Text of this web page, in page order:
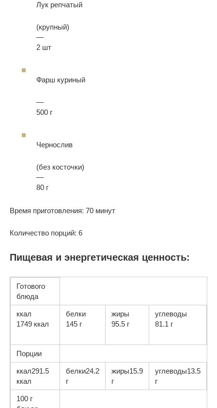
Лук репчатый
(крупный)
—
2 шт
Фарш куриный
—
500 г
Чернослив
(без косточки)
—
80 г
Время приготовления: 70 минут
Количество порций: 6
Пищевая и энергетическая ценность:
Готового
блюда
ккал
1749 ккал
белки
145 г
жиры
95.5 г
углеводы
81.1 г
Порции
ккал291.5
ккал
белки24.2
г
жиры15.9
г
углеводы13.5
г
100 г